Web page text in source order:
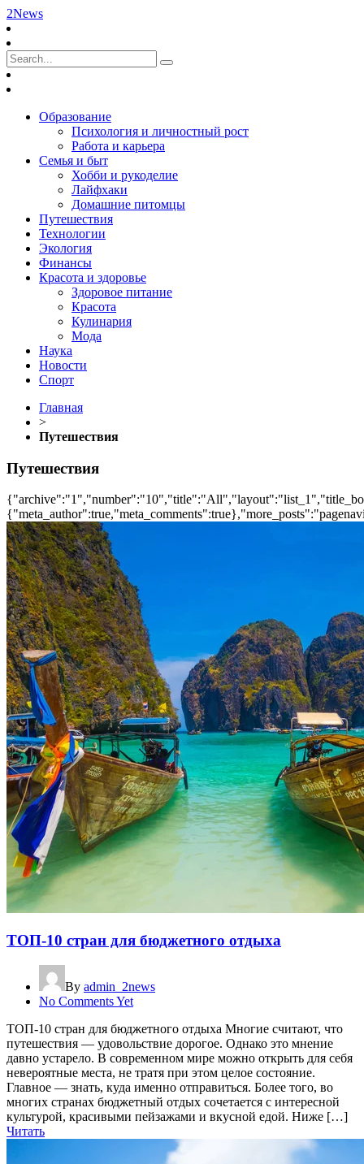
2News
Образование
Психология и личностный рост
Работа и карьера
Семья и быт
Хобби и рукоделие
Лайфхаки
Домашние питомцы
Путешествия
Технологии
Экология
Финансы
Красота и здоровье
Здоровое питание
Красота
Кулинария
Мода
Наука
Новости
Спорт
Главная
>
Путешествия
Путешествия
ТОП-10 стран для бюджетного отдыха
By admin_2news
No Comments Yet
ТОП-10 стран для бюджетного отдыха Многие считают, что
путешествия — удовольствие дорогое. Однако это мнение
давно устарело. В современном мире можно открыть для себя
невероятные места, не тратя при этом целое состояние.
Главное — знать, куда именно отправиться. Более того, во
многих странах бюджетный отдых сочетается с интересной
культурой, красивыми пейзажами и вкусной едой. Ниже […]
Читать